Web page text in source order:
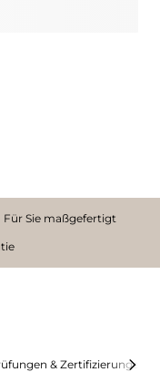
Für Sie maßgefertigt
& Zertifizierungen